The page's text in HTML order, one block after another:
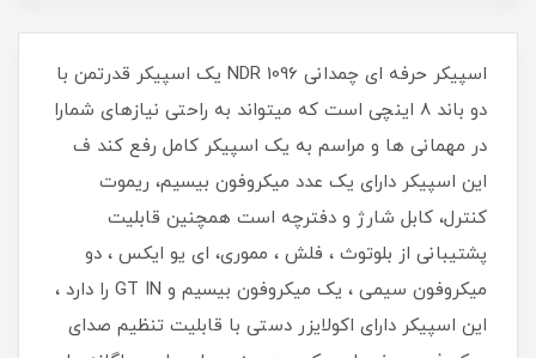
اسپیکر حرفه ای چمدانی NDR 1096 یک اسپیکر قدرتمن با
دو باند 8 اینچی است که میتواند به راحتی نیازهای شمارا
در مهمانی ها و مراسم به یک اسپیکر کامل رفع کند ف
این اسپیکر دارای یک عدد میکروفون بیسیم، ریموت
کنترل، کابل شارژ و دفترچه است همچنین قابلیت
پشتیبانی از بلوتوث ، فلش ، مموری، ای یو ایکس ، دو
میکروفون سیمی ، یک میکروفون بیسیم و GT IN را دارد ،
این اسپیکر دارای اکولایزر دستی با قابلیت تنظیم صدای